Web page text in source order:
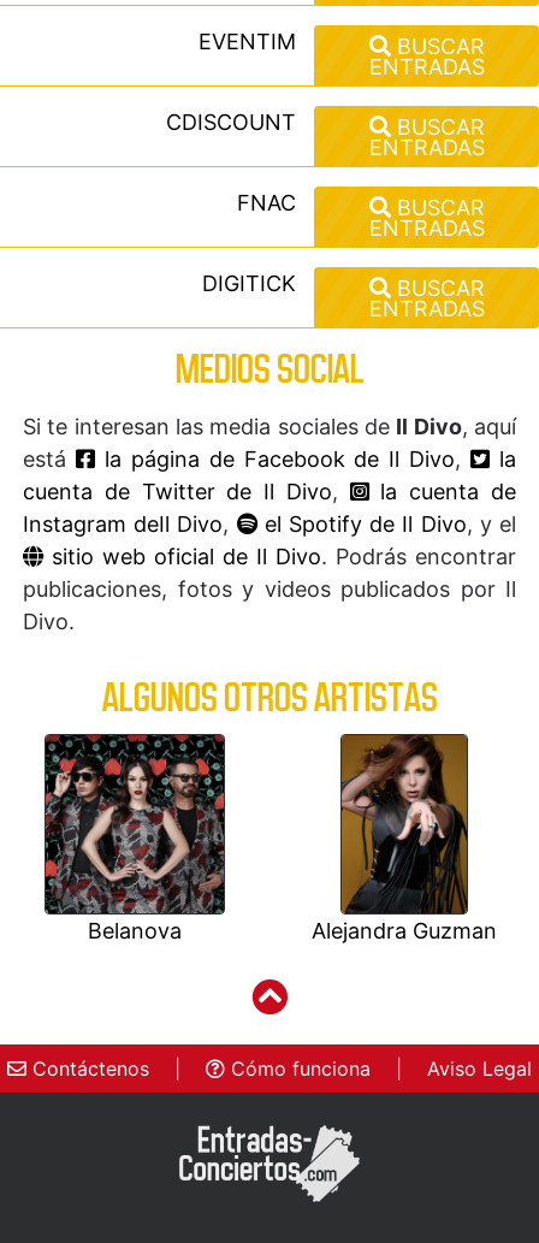
EVENTIM
BUSCAR
ENTRADAS
CDISCOUNT
BUSCAR
ENTRADAS
FNAC
BUSCAR
ENTRADAS
DIGITICK
BUSCAR
ENTRADAS
MEDIOS SOCIAL
Si te interesan las media sociales de Il Divo, aquí
está
la página de Facebook de Il Divo,
la
cuenta de Twitter de Il Divo,
la cuenta de
Instagram deIl Divo, el Spotify de Il Divo, y el
sitio web oficial de Il Divo. Podrás encontrar
publicaciones, fotos y videos publicados por Il
Divo.
ALGUNOS OTROS ARTISTAS
Belanova Alejandra Guzman
Contáctenos Cómo funciona Aviso Legal